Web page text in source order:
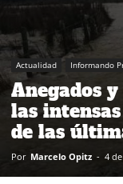
Actualidad Informando
Anegados
las
de las
Por Marcelo Opitz - 4